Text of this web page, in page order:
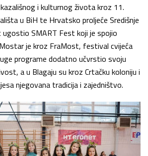
i kulturnog života kroz 11.
u BiH te Hrvatsko proljeće Središnje
ugostio SMART Fest koji je spojio
je kroz FraMost, festival cvijeća
programe dodatno učvrstio svoju
a u Blagaju su kroz Crtačku koloniju i
njegovana tradicija i zajedništvo.